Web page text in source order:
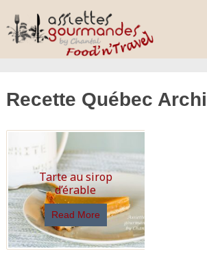
Recette Québec
Tarte au sirop
d’érable
Read More